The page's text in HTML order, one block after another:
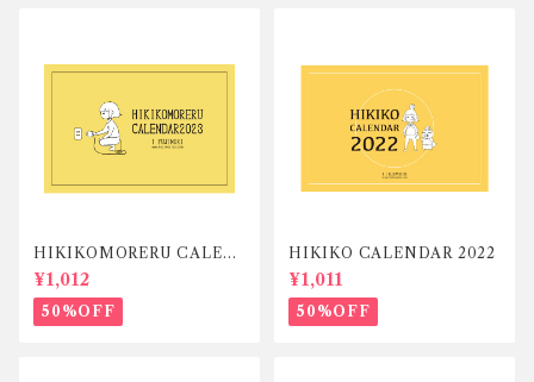
HIKIKOMORERU CALEN
DAR 2023
¥1,012
50%OFF
HIKIKO CALENDAR 2022
¥1,011
50%OFF